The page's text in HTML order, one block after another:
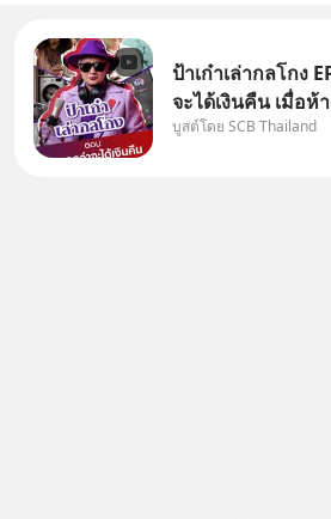
ป้าเก๋าเล่ากลโกง
จะได้เงินคืน เมื่อ
วิยะดา แจ้งเรื่องเค
บูสต์โดย SCB Thailand